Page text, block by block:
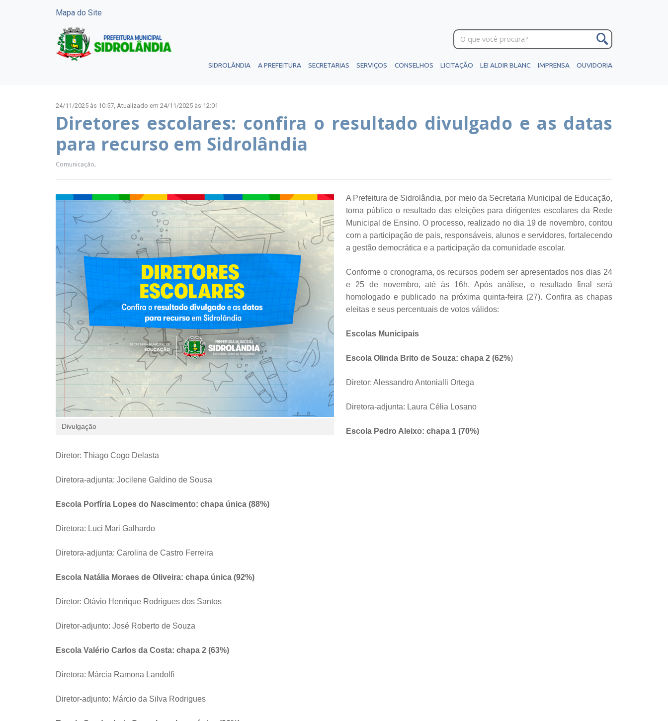
Mapa do Site
SIDROLÂNDIA A PREFEITURA SECRETARIAS SERVIÇOS CONSELHOS LICITAÇÃO LEI ALDIR BLANC IMPRENSA OUVIDORIA
24/11/2025 às 10:57, Atualizado em 24/11/2025 às 12:01
Diretores escolares: confira o resultado divulgado e as datas
para recurso em Sidrolândia
Comunicação,
Divulgação
A Prefeitura de Sidrolândia, por meio da Secretaria Municipal de Educação,
torna público o resultado das eleições para dirigentes escolares da Rede
Municipal de Ensino. O processo, realizado no dia 19 de novembro, contou
com a participação de pais, responsáveis, alunos e servidores, fortalecendo
a gestão democrática e a participação da comunidade escolar.
Conforme o cronograma, os recursos podem ser apresentados nos dias 24
e 25 de novembro, até às 16h. Após análise, o resultado final será
homologado e publicado na próxima quinta-feira (27). Confira as chapas
eleitas e seus percentuais de votos válidos:
Escolas Municipais
Escola Olinda Brito de Souza: chapa 2 (62%)
Diretor: Alessandro Antonialli Ortega
Diretora-adjunta: Laura Célia Losano
Escola Pedro Aleixo: chapa 1 (70%)
Diretor: Thiago Cogo Delasta
Diretora-adjunta: Jocilene Galdino de Sousa
Escola Porfíria Lopes do Nascimento: chapa única (88%)
Diretora: Luci Mari Galhardo
Diretora-adjunta: Carolina de Castro Ferreira
Escola Natália Moraes de Oliveira: chapa única (92%)
Diretor: Otávio Henrique Rodrigues dos Santos
Diretor-adjunto: José Roberto de Souza
Escola Valério Carlos da Costa: chapa 2 (63%)
Diretora: Márcia Ramona Landolfi
Diretor-adjunto: Márcio da Silva Rodrigues